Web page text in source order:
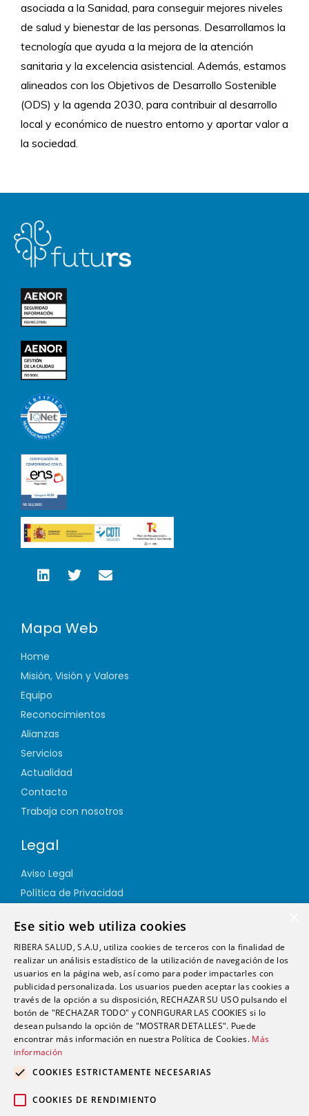
asociada a la Sanidad, para conseguir mejores niveles
de salud y bienestar de las personas. Desarrollamos la
tecnología que ayuda a la mejora de la atención
sanitaria y la excelencia asistencial. Además, estamos
alineados con los Objetivos de Desarrollo Sostenible
(ODS) y la agenda 2030, para contribuir al desarrollo
local y económico de nuestro entorno y aportar valor a
la sociedad.
Mapa Web
Home
Misión, Visión y Valores
Equipo
Reconocimientos
Alianzas
Servicios
Actualidad
Contacto
Trabaja con nosotros
Legal
Aviso Legal
Política de Privacidad
Política de Calidad
Política de Seguridad
Canal Ético
Dirección
info@futurshealth.com
planta Elche 03203 (Alicante)
Ese sitio web utiliza cookies
RIBERA SALUD, S.A.U, utiliza cookies de terceros con la finalidad de
realizar un análisis estadístico de la utilización de navegación de los
usuarios en la página web, así como para poder impactarles con
publicidad personalizada. Los usuarios pueden aceptar las cookies a
través de la opción a su disposición, RECHAZAR SU USO pulsando el
botón de "RECHAZAR TODO" y CONFIGURAR LAS COOKIES si lo
desean pulsando la opción de "MOSTRAR DETALLES". Puede
encontrar más información en nuestra Política de Cookies. Más
información
COOKIES ESTRICTAMENTE NECESARIAS
COOKIES DE RENDIMIENTO